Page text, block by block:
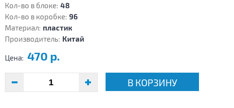
Кол-во в блоке: 48
Кол-во в коробке: 96
Материал: пластик
Производитель: Китай
Цена: 470 р.
В КОРЗИНУ